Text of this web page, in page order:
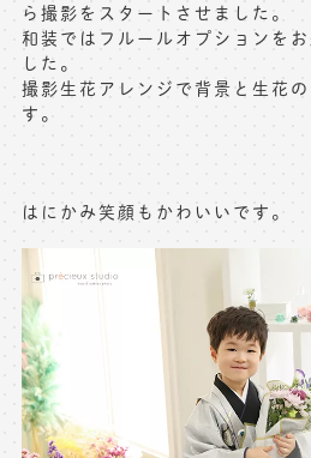
料金シミュレーシ
[営業時間] 9:00
[定休日] 土日
マイページへログ
ら撮影をスタートさせました。
和装ではフルールオプションを
した。
撮影生花アレンジで背景と生花
す。
はにかみ笑顔もかわいいです。